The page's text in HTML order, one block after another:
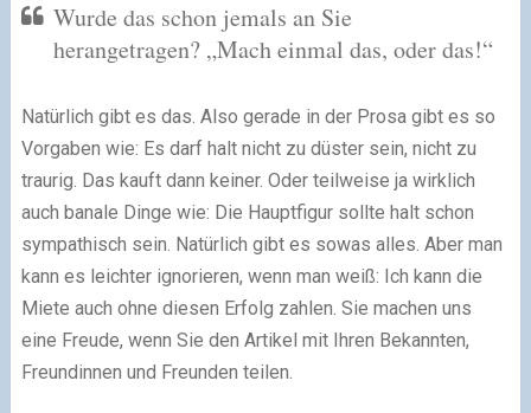
Wurde das schon jemals an Sie
herangetragen? „Mach einmal das, oder das!“
Natürlich gibt es das. Also gerade in der Prosa gibt es so
Vorgaben wie: Es darf halt nicht zu düster sein, nicht zu
traurig. Das kauft dann keiner. Oder teilweise ja wirklich
auch banale Dinge wie: Die Hauptfigur sollte halt schon
sympathisch sein. Natürlich gibt es sowas alles. Aber man
kann es leichter ignorieren, wenn man weiß: Ich kann die
Miete auch ohne diesen Erfolg zahlen. Sie machen uns
eine Freude, wenn Sie den Artikel mit Ihren Bekannten,
Freundinnen und Freunden teilen.